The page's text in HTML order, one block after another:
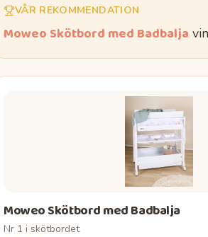
VÅR REKOMMENDATION
Moweo Skötbord med Badbalja
Moweo Skötbord med Badbalja
Nr 1 i skötbordet